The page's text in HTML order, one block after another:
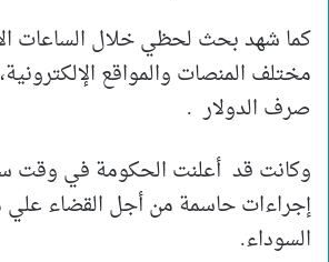
كما شهد بحث لحظي خلال الساعات
مختلف المنصات والمواقع
صرف الدولار .
وكانت قد أعلنت الحكومة في وقت
إجراءات حاسمة من أجل القضاء
السوداء.